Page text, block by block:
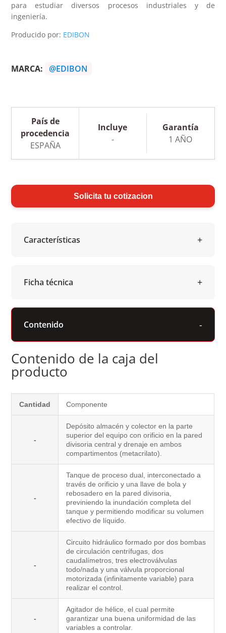
para estudiar diversos procesos industriales y de
ingeniería.
Producido por: EDIBON
MARCA: @EDIBON
País de
procedencia
ESPAÑA
Incluye
-
Garantía
1 AÑO
Solicita tu cotizacion
Características
Ficha técnica
Contenido
Contenido de la caja del
producto
Cantidad Componente
-
Depósito almacén y colector en la parte
superior del equipo con orificio en la pared
divisoria central y drenaje en ambos
compartimentos (metacrilato).
-
Tanque de proceso dual, interconectado a
través de orificio y una llave de bola y
rebosadero en la pared divisoria,
previniendo la inundación completa del
tanque y permitiendo modificar su volumen
efectivo de líquido.
-
Circuito hidráulico formado por dos bombas
de circulación centrífugas, dos
caudalímetros, tres electroválvulas
todo/nada y una válvula proporcional
motorizada (infinitamente variable) para
realizar el control.
-
Agitador de hélice, el cual permite
garantizar una buena uniformidad de las
variables a controlar.